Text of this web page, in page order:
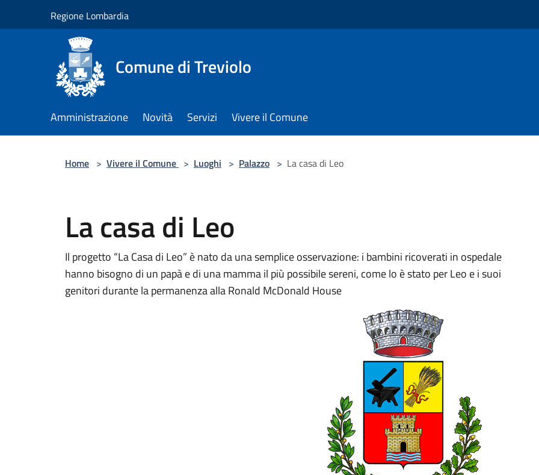
Regione Lombardia
Comune di Treviolo
Amministrazione Novità Servizi Vivere il Comune
Home > Vivere il Comune > Luoghi > Palazzo > La casa di Leo
La casa di Leo
Il progetto “La Casa di Leo” è nato da una semplice osservazione: i bambini ricoverati in ospedale
hanno bisogno di un papà e di una mamma il più possibile sereni, come lo è stato per Leo e i suoi
genitori durante la permanenza alla Ronald McDonald House